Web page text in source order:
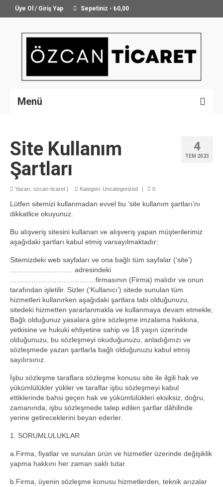
Üye Ol / Giriş Yap Sepetiniz - ₺0,00
Menü
Hakkımızda
Ürünlerimiz
Hizmetler
İletişim
4
TEM 2023
Site Kullanım
Şartları
Yazarı: ozcan-ticaret | Kategori: Uncategorized | 0
Lütfen sitemizi kullanmadan evvel bu ‘site kullanım şartları’nı
dikkatlice okuyunuz.
Bu alışveriş sitesini kullanan ve alışveriş yapan müşterilerimiz
aşağıdaki şartları kabul etmiş varsayılmaktadır:
Sitemizdeki web sayfaları ve ona bağlı tüm sayfalar (‘site’)
……………………… adresindeki
……………………………….firmasının (Firma) malıdır ve onun
tarafından işletilir. Sizler (‘Kullanıcı’) sitede sunulan tüm
hizmetleri kullanırken aşağıdaki şartlara tabi olduğunuzu,
sitedeki hizmetten yararlanmakla ve kullanmaya devam etmekle;
Bağlı olduğunuz yasalara göre sözleşme imzalama hakkına,
yetkisine ve hukuki ehliyetine sahip ve 18 yaşın üzerinde
olduğunuzu, bu sözleşmeyi okuduğunuzu, anladığınızı ve
sözleşmede yazan şartlarla bağlı olduğunuzu kabul etmiş
sayılırsınız.
İşbu sözleşme taraflara sözleşme konusu site ile ilgili hak ve
yükümlülükler yükler ve taraflar işbu sözleşmeyi kabul
ettiklerinde bahsi geçen hak ve yükümlülükleri eksiksiz, doğru,
zamanında, işbu sözleşmede talep edilen şartlar dâhilinde
yerine getireceklerini beyan ederler.
1. SORUMLULUKLAR
a.Firma, fiyatlar ve sunulan ürün ve hizmetler üzerinde değişiklik
yapma hakkını her zaman saklı tutar.
b.Firma, üyenin sözleşme konusu hizmetlerden, teknik arızalar